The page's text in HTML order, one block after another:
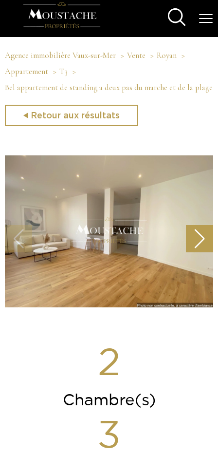
Agence immobilière Vaux-sur-Mer Vente
Royan
Appartement
T3
Bel appartement de standing a deux pas du marche et de la plage
Retour aux résultats
2
Chambre(s)
3